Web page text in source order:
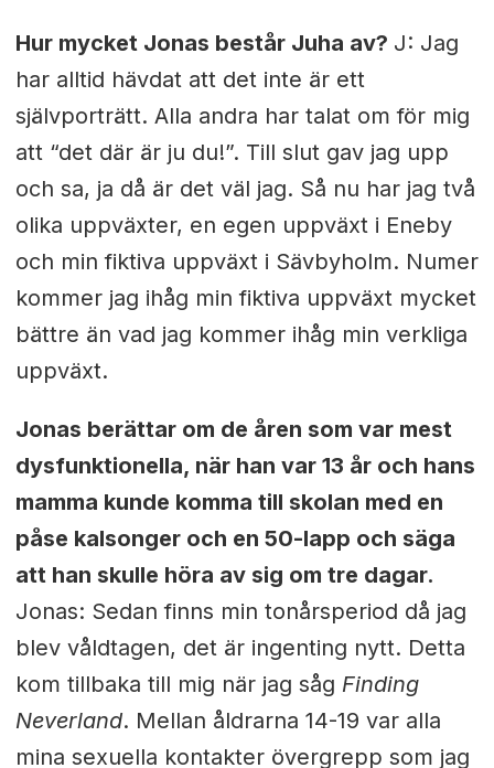
Hur mycket Jonas består Juha av? J: Jag
har alltid hävdat att det inte är ett
självporträtt. Alla andra har talat om för mig
att “det där är ju du!”. Till slut gav jag upp
och sa, ja då är det väl jag. Så nu har jag två
olika uppväxter, en egen uppväxt i Eneby
och min fiktiva uppväxt i Sävbyholm. Numer
kommer jag ihåg min fiktiva uppväxt mycket
bättre än vad jag kommer ihåg min verkliga
uppväxt.
Jonas berättar om de åren som var mest
dysfunktionella, när han var 13 år och hans
mamma kunde komma till skolan med en
påse kalsonger och en 50-lapp och säga
att han skulle höra av sig om tre dagar.
Jonas: Sedan finns min tonårsperiod då jag
blev våldtagen, det är ingenting nytt. Detta
kom tillbaka till mig när jag såg Finding
Neverland. Mellan åldrarna 14-19 var alla
mina sexuella kontakter övergrepp som jag